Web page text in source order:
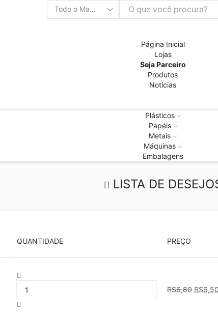
Entrada
Página Inicial
Lojas
Seja Parceiro
Produtos
Notícias
Plásticos
Papéis
Metais
Máquinas
Embalagens
LISTA DE
QUANTIDADE PREÇO
Ráfia
Branca
quantidade
R$6,80 O
R$6,50